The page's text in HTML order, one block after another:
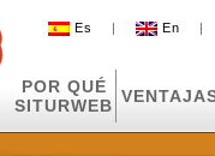
Es | En
POR QUÉ
SITURWEB